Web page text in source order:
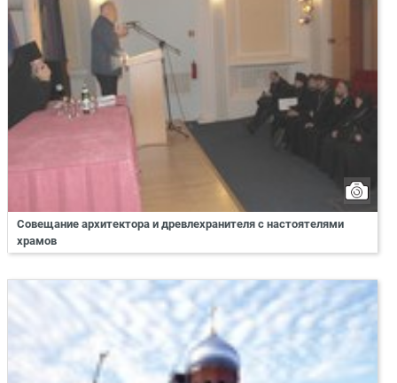
Совещание архитектора и древлехранителя с настоятелями
храмов